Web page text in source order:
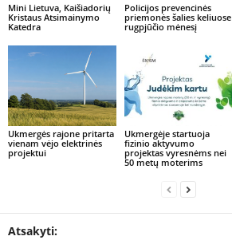
Mini Lietuva, Kaišiadorių
Kristaus Atsimainymo
Katedra
Policijos prevencinės
priemonės šalies keliuose
rugpjūčio mėnesį
Ukmergės rajone pritarta
vienam vėjo elektrinės
projektui
Ukmergėje startuoja
fizinio aktyvumo
projektas vyresnėms nei
50 metų moterims
Atsakyti: